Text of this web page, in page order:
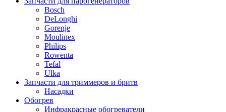
Bosch
DeLonghi
Gorenje
Moulinex
Philips
Rowenta
Tefal
Ulka
Запчасти для триммеров и бритв
Насадки
Обогрев
Инфракрасные обогреватели